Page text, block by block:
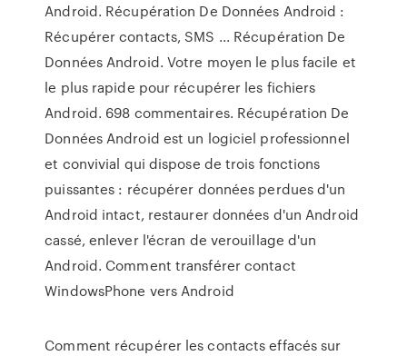
Android. Récupération De Données Android :
Récupérer contacts, SMS ... Récupération De
Données Android. Votre moyen le plus facile et
le plus rapide pour récupérer les fichiers
Android. 698 commentaires. Récupération De
Données Android est un logiciel professionnel
et convivial qui dispose de trois fonctions
puissantes : récupérer données perdues d'un
Android intact, restaurer données d'un Android
cassé, enlever l'écran de verouillage d'un
Android. Comment transférer contact
WindowsPhone vers Android
Comment récupérer les contacts effacés sur